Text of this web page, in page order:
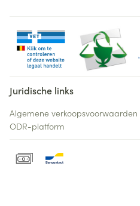
Juridische links
Algemene verkoopsvoorwaarden
ODR-platform